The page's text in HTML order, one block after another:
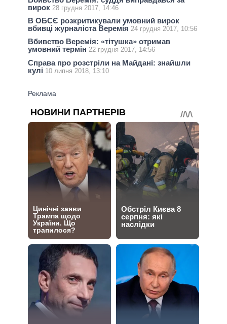
вирок 28 грудня 2017, 14:46
В ОБСЄ розкритикували умовний вирок
вбивці журналіста Веремія 24 грудня 2017, 10:56
Вбивство Веремія: «тітушка» отримав
умовний термін 22 грудня 2017, 14:56
Справа про розстріли на Майдані: знайшли
кулі 10 липня 2018, 13:10